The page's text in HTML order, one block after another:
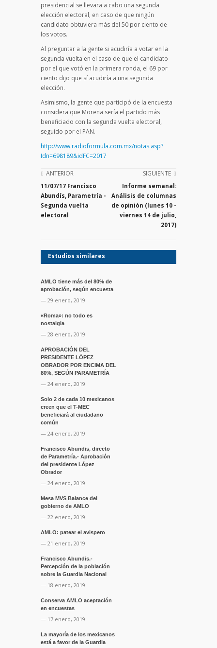
presidencial se llevara a cabo una segunda
elección electoral, en caso de que ningún
candidato obtuviera más del 50 por ciento de
los votos.
Al preguntar a la gente si acudiría a votar en la
segunda vuelta en el caso de que el candidato
por el que votó en la primera ronda, el 69 por
ciento dijo que sí acudiría a una segunda
elección.
Asimismo, la gente que participó de la encuesta
considera que Morena sería el partido más
beneficiado con la segunda vuelta electoral,
seguido por el PAN.
http://www.radioformula.com.mx/notas.asp?
Idn=698189&idFC=2017
ANTERIOR
11/07/17 Francisco
Abundís, Parametría -
Segunda vuelta
electoral
SIGUIENTE
Informe semanal:
Análisis de columnas
de opinión (lunes 10 -
viernes 14 de julio,
2017)
Estudios similares
AMLO tiene más del 80% de
aprobación, según encuesta
— 29 enero, 2019
«Roma»: no todo es
nostalgia
— 28 enero, 2019
APROBACIÓN DEL
PRESIDENTE LÓPEZ
OBRADOR POR ENCIMA DEL
80%, SEGÚN PARAMETRÍA
— 24 enero, 2019
Solo 2 de cada 10 mexicanos
creen que el T-MEC
beneficiará al ciudadano
común
— 24 enero, 2019
Francisco Abundis, directo
de Parametría.- Aprobación
del presidente López
Obrador
— 24 enero, 2019
Mesa MVS Balance del
gobierno de AMLO
— 22 enero, 2019
AMLO: patear el avispero
— 21 enero, 2019
Francisco Abundis.-
Percepción de la población
sobre la Guardia Nacional
— 18 enero, 2019
Conserva AMLO aceptación
en encuestas
— 17 enero, 2019
La mayoría de los mexicanos
está a favor de la Guardia